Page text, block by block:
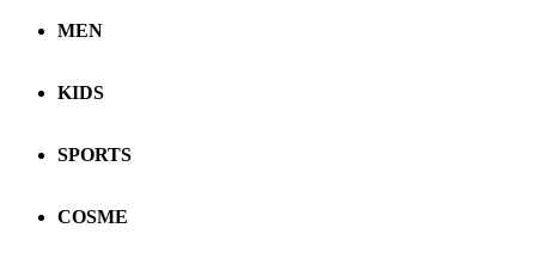
MEN
KIDS
SPORTS
COSME